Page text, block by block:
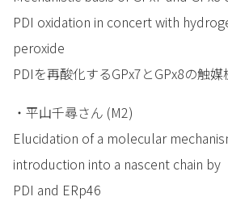
PDI oxidation in concert with
peroxide
PDIを再酸化するGPx7とGPx8の触
・平山千尋さん (M2)
Elucidation of a molecular
introduction into a nascent chain by
PDI and ERp46